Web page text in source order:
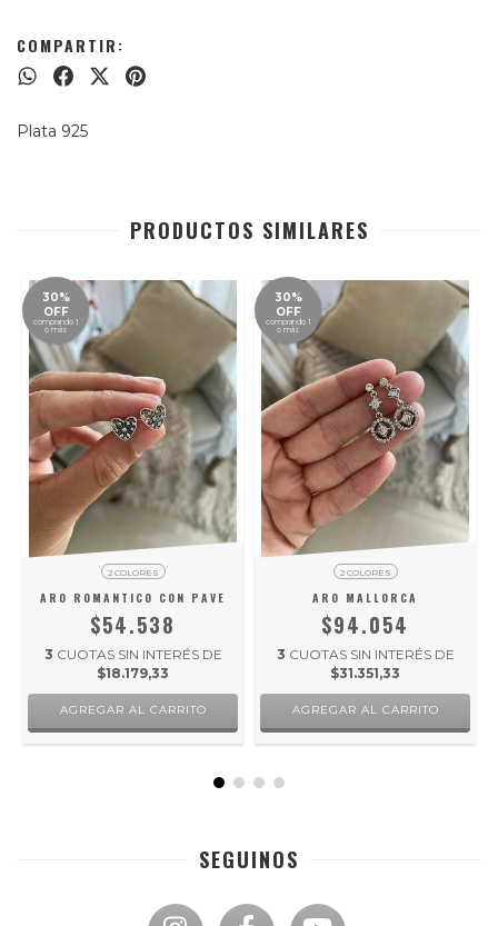
COMPARTIR:
Plata 925
PRODUCTOS SIMILARES
30%
OFF
comprando 1
o más
2 COLORES
ARO ROMANTICO CON PAVE
$54.538
3 CUOTAS SIN INTERÉS DE
$18.179,33
AGREGAR AL CARRITO
30%
OFF
comprando 1
o más
2 COLORES
ARO MALLORCA
$94.054
3 CUOTAS SIN INTERÉS DE
$31.351,33
AGREGAR AL CARRITO
SEGUINOS